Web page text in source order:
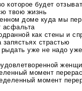
которое будет
твою жизнь
доме куда мы
асфальта
как стены и
запястьях страстью
уже не надо
момент
момент